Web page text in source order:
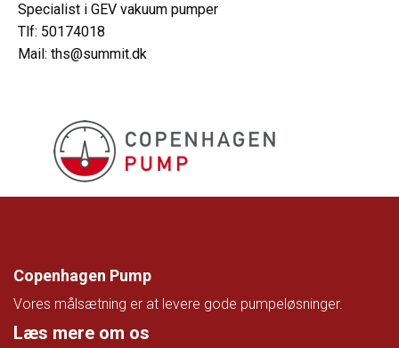
Specialist i GEV vakuum pumper
Tlf: 50174018
Mail: ths@summit.dk
Copenhagen Pump
Vores målsætning er at levere gode pumpeløsninger.
Læs mere om os